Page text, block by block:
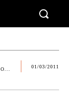
01/03/2011